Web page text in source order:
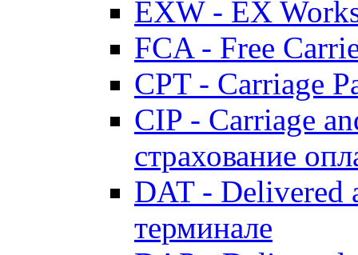
EXW - EX
FCA - Free
CPT - Carriage
CIP - Carriage
страхование
DAT - Delivered
терминале